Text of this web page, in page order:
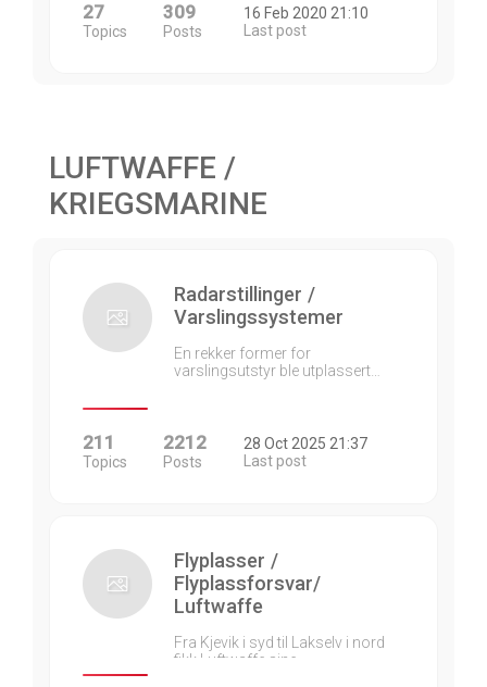
27
Topics
309
Posts
16 Feb 2020 21:10
Last post
LUFTWAFFE /
KRIEGSMARINE
Radarstillinger /
Varslingssystemer
En rekker former for
varslingsutstyr ble utplassert…
211
Topics
2212
Posts
28 Oct 2025 21:37
Last post
Flyplasser /
Flyplassforsvar/
Luftwaffe
Fra Kjevik i syd til Lakselv i nord
fikk Luftwaffe sine…